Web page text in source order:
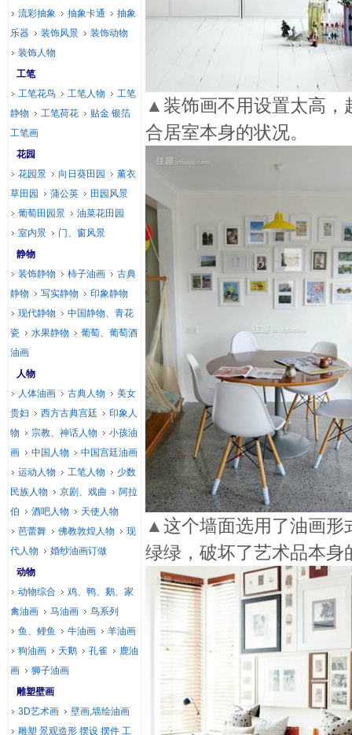
▲ 装饰画不用设置太高
合居室本身的状况。
▲这个墙面选用了油画形
绿绿，破坏了艺术品本身
流彩抽象
抽象卡通
抽象
乐器
装饰风景
装饰动物
装饰人物
工笔
工笔花鸟
工笔人物
工笔
静物
工笔荷花
贴金 银箔
工笔画
花园
花园景
向日葵田园
薰衣
草田园
蒲公英
田园风景
葡萄田园景
油菜花田园
室内景
门、窗风景
静物
装饰静物
柿子油画
古典
静物
写实静物
印象静物
现代静物
中国静物、青花
瓷
水果静物
葡萄、葡萄酒
油画
人物
人体油画
古典人物
美女
贵妇
西方古典宫廷
印象人
物
宗教、神话人物
小孩油
画
中国人物
中国宫廷油画
运动人物
工笔人物
少数
民族人物
京剧、戏曲
阿拉
伯
酒吧人物
天使人物
芭蕾舞
佛教敦煌人物
现
代人物
婚纱油画订做
动物
动物综合
鸡、鸭、鹅、家
禽油画
马油画
鸟系列
鱼、鲤鱼
牛油画
羊油画
狗油画
天鹅 孔雀
鹿油
画
狮子油画
雕塑壁画
3D艺术画
壁画,墙绘油画
雕塑 景观造形 摆设 摆件 工